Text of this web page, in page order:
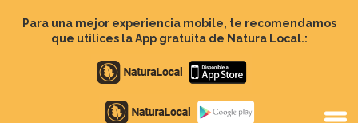
contenido
Para una mejor experiencia mobile, te recomendamos
que utilices la App gratuita de Natura Local.:
Apple
store
Google
Play